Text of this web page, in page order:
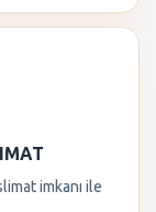
imkanı ile